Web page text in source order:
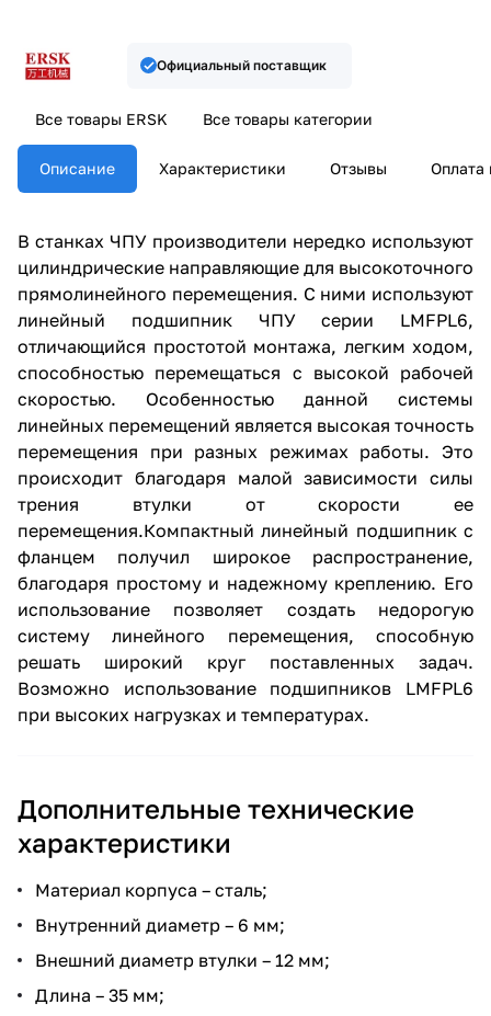
Официальный поставщик
Все товары ERSK Все товары категории
Описание Характеристики Отзывы Оплата
В станках ЧПУ производители нередко используют
цилиндрические направляющие для высокоточного
прямолинейного перемещения. С ними используют
линейный подшипник ЧПУ серии LMFPL6,
отличающийся простотой монтажа, легким ходом,
способностью перемещаться с высокой рабочей
скоростью. Особенностью данной системы
линейных перемещений является высокая точность
перемещения при разных режимах работы. Это
происходит благодаря малой зависимости силы
трения втулки от скорости ее
перемещения.Компактный линейный подшипник с
фланцем получил широкое распространение,
благодаря простому и надежному креплению. Его
использование позволяет создать недорогую
систему линейного перемещения, способную
решать широкий круг поставленных задач.
Возможно использование подшипников LMFPL6
при высоких нагрузках и температурах.
Дополнительные технические
характеристики
Материал корпуса – сталь;
Внутренний диаметр – 6 мм;
Внешний диаметр втулки – 12 мм;
Длина – 35 мм;